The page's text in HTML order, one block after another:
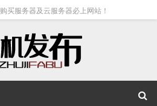
购买服务器及云服务器必上网站！